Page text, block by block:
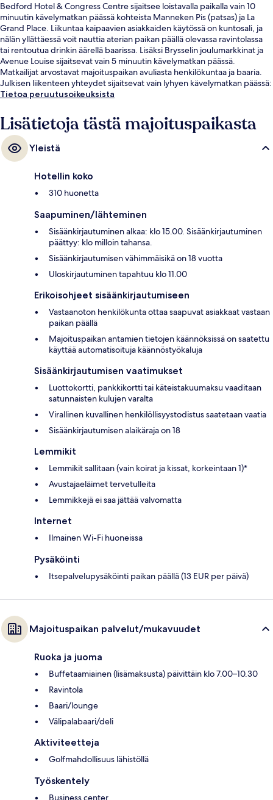
Bedford Hotel & Congress Centre sijaitsee loistavalla paikalla vain 10
minuutin kävelymatkan päässä kohteista Manneken Pis (patsas) ja La
Grand Place. Liikuntaa kaipaavien asiakkaiden käytössä on kuntosali, ja
nälän yllättäessä voit nauttia aterian paikan päällä olevassa ravintolassa
tai rentoutua drinkin äärellä baarissa. Lisäksi Brysselin joulumarkkinat ja
Avenue Louise sijaitsevat vain 5 minuutin kävelymatkan päässä.
Matkailijat arvostavat majoituspaikan avuliasta henkilökuntaa ja baaria.
Julkisen liikenteen yhteydet sijaitsevat vain lyhyen kävelymatkan päässä:
Anneessensin raitiovaunupysäkki sijaitsee 4 minuutin ja Bourse-Beursin
Tietoa peruutusoikeuksista
Lisätietoja tästä majoituspaikasta
Yleistä
Hotellin koko
310 huonetta
Saapuminen/lähteminen
Sisäänkirjautuminen alkaa: klo 15.00. Sisäänkirjautuminen
päättyy: klo milloin tahansa.
Sisäänkirjautumisen vähimmäisikä on 18 vuotta
Uloskirjautuminen tapahtuu klo 11.00
Erikoisohjeet sisäänkirjautumiseen
Vastaanoton henkilökunta ottaa saapuvat asiakkaat vastaan
paikan päällä
Majoituspaikan antamien tietojen käännöksissä on saatettu
käyttää automatisoituja käännöstyökaluja
Sisäänkirjautumisen vaatimukset
Luottokortti, pankkikortti tai käteistakuumaksu vaaditaan
satunnaisten kulujen varalta
Virallinen kuvallinen henkilöllisyystodistus saatetaan vaatia
Sisäänkirjautumisen alaikäraja on 18
Lemmikit
Lemmikit sallitaan (vain koirat ja kissat, korkeintaan 1)*
Avustajaeläimet tervetulleita
Lemmikkejä ei saa jättää valvomatta
Internet
Ilmainen Wi-Fi huoneissa
Pysäköinti
Itsepalvelupysäköinti paikan päällä (13 EUR per päivä)
Majoituspaikan palvelut/mukavuudet
Ruoka ja juoma
Buffetaamiainen (lisämaksusta) päivittäin klo 7.00–10.30
Ravintola
Baari/lounge
Välipalabaari/deli
Aktiviteetteja
Golfmahdollisuus lähistöllä
Työskentely
Business center